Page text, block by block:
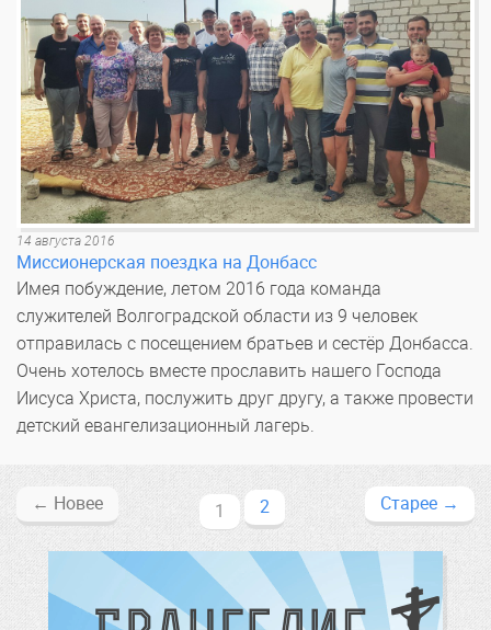
14 августа 2016
Миссионерская поездка на Донбасс
Имея побуждение, летом 2016 года команда
служителей Волгоградской области из 9 человек
отправилась с посещением братьев и сестёр Донбасса.
Очень хотелось вместе прославить нашего Господа
Иисуса Христа, послужить друг другу, а также провести
детский евангелизационный лагерь.
← Новее 1 2 Старее →